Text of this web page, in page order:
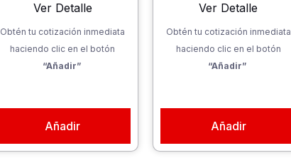
Ver Detalle
Obtén tu cotización inmediata
haciendo clic en el botón
“Añadir”
Añadir
Ver Detalle
Obtén tu cotización inmediata
haciendo clic en el botón
“Añadir”
Añadir